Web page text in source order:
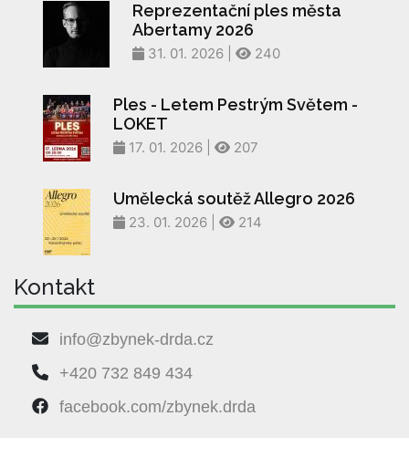
Reprezentační ples města
Abertamy 2026
31. 01. 2026 | 240
Ples - Letem Pestrým Světem -
LOKET
17. 01. 2026 | 207
Umělecká soutěž Allegro 2026
23. 01. 2026 | 214
Kontakt
info@zbynek-drda.cz
+420 732 849 434
facebook.com/zbynek.drda